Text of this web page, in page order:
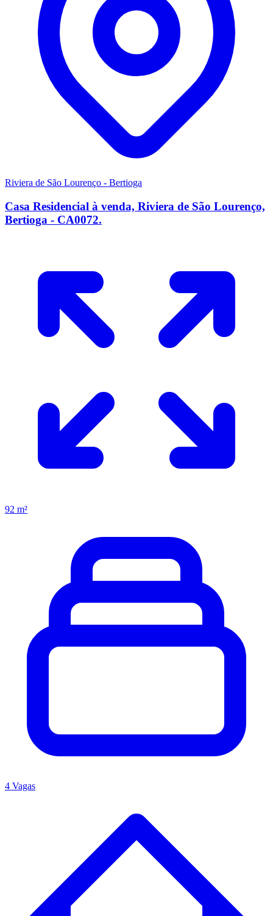
Riviera de São Lourenço - Bertioga
Casa Residencial à venda, Riviera de São Lourenço,
Bertioga - CA0072.
92 m²
4 Vagas